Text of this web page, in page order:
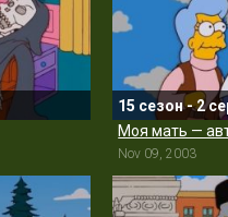
15 сезон - 2
Моя мать —
Nov 09, 2003